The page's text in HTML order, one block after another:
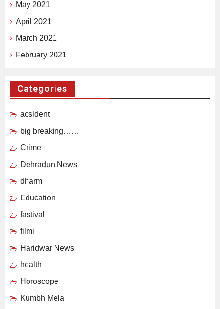
May 2021
April 2021
March 2021
February 2021
Categories
acsident
big breaking……
Crime
Dehradun News
dharm
Education
fastival
filmi
Haridwar News
health
Horoscope
Kumbh Mela